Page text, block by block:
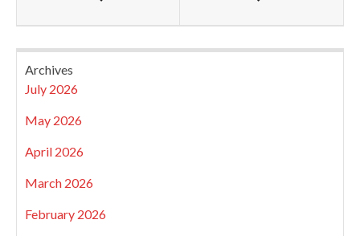
Archives
July 2026
May 2026
April 2026
March 2026
February 2026